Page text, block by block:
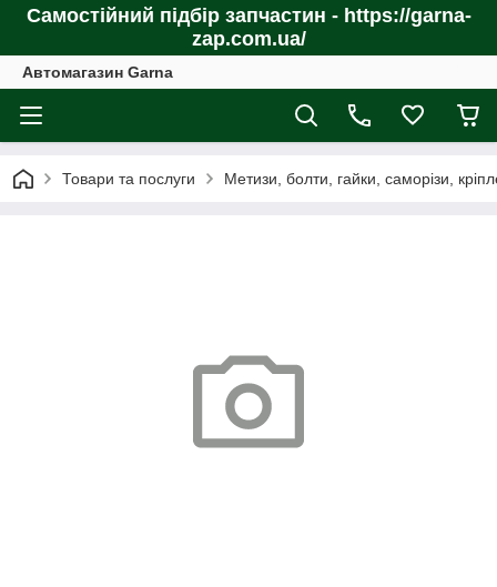
Самостійний підбір запчастин - https://garna-
zap.com.ua/
Автомагазин Garna
Товари та послуги Метизи, болти, гайки, саморізи,